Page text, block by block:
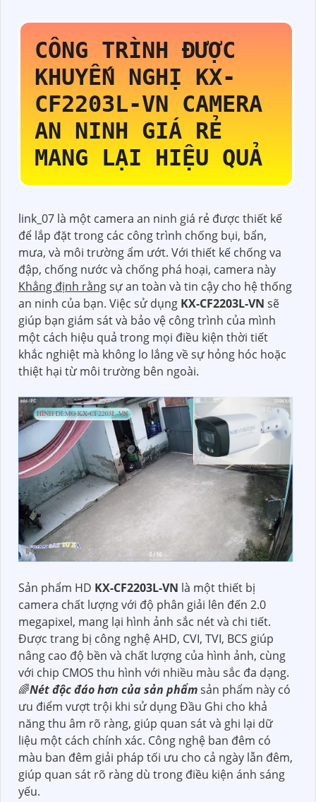
CÔNG TRÌNH ĐƯỢC
KHUYẾN NGHỊ KX-
CF2203L-VN CAMERA
AN NINH GIÁ RẺ
MANG LẠI HIỆU QUẢ
link_07 là một camera an ninh giá rẻ được thiết kế
để lắp đặt trong các công trình chống bụi, bẩn,
mưa, và môi trường ẩm ướt. Với thiết kế chống va
đập, chống nước và chống phá hoại, camera này
Khẳng định rằngsự an toàn và tin cậy cho hệ thống
an ninh của bạn. Việc sử dụng KX-CF2203L-VN sẽ
giúp bạn giám sát và bảo vệ công trình của mình
một cách hiệu quả trong mọi điều kiện thời tiết
khắc nghiệt mà không lo lắng về sự hỏng hóc hoặc
thiệt hại từ môi trường bên ngoài.
Sản phẩm HD KX-CF2203L-VN là một thiết bị
camera chất lượng với độ phân giải lên đến 2.0
megapixel, mang lại hình ảnh sắc nét và chi tiết.
Được trang bị công nghệ AHD, CVI, TVI, BCS giúp
nâng cao độ bền và chất lượng của hình ảnh, cùng
với chip CMOS thu hình với nhiều màu sắc đa dạng.
🌈Nét độc đáo hơn của sản phẩmsản phẩm này có
ưu điểm vượt trội khi sử dụng Đầu Ghi cho khả
năng thu âm rõ ràng, giúp quan sát và ghi lại dữ
liệu một cách chính xác. Công nghệ ban đêm có
màu ban đêm giải pháp tối ưu cho cả ngày lẫn đêm,
giúp quan sát rõ ràng dù trong điều kiện ánh sáng
yếu.